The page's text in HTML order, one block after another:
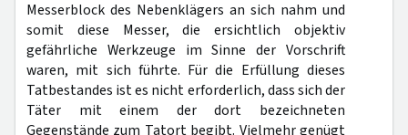
Messerblock des Nebenklägers an sich nahm und
somit diese Messer, die ersichtlich objektiv
gefährliche Werkzeuge im Sinne der Vorschrift
waren, mit sich führte. Für die Erfüllung dieses
Tatbestandes ist es nicht erforderlich, dass sich der
Täter mit einem der dort bezeichneten
Gegenstände zum Tatort begibt. Vielmehr genügt